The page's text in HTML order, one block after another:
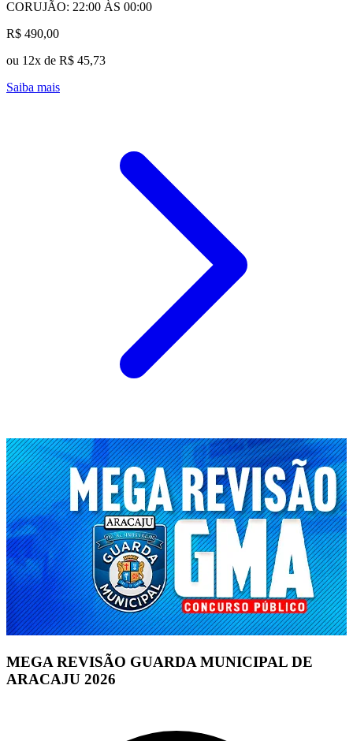
CORUJÃO: 22:00 ÀS 00:00
R$ 490,00
ou 12x de R$ 45,73
Saiba mais
MEGA REVISÃO GUARDA MUNICIPAL DE
ARACAJU 2026